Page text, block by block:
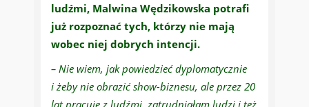
ludźmi, Malwina Wędzikowska potrafi
już rozpoznać tych, którzy nie mają
wobec niej dobrych intencji.
– Nie wiem, jak powiedzieć dyplomatycznie
i żeby nie obrazić show-biznesu, ale przez 20
lat pracuję z ludźmi, zatrudniałam ludzi i też